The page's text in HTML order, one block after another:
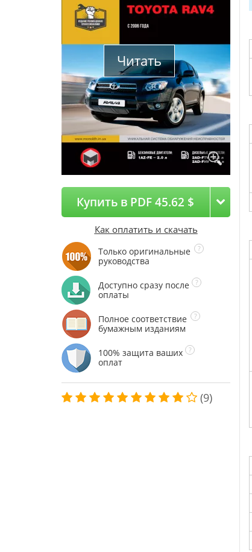
Читать
Купить в PDF 45.62 $
Как оплатить и скачать
Только оригинальные
руководства
Доступно сразу после
оплаты
Полное соответствие
бумажным изданиям
100% защита ваших
оплат
(9)